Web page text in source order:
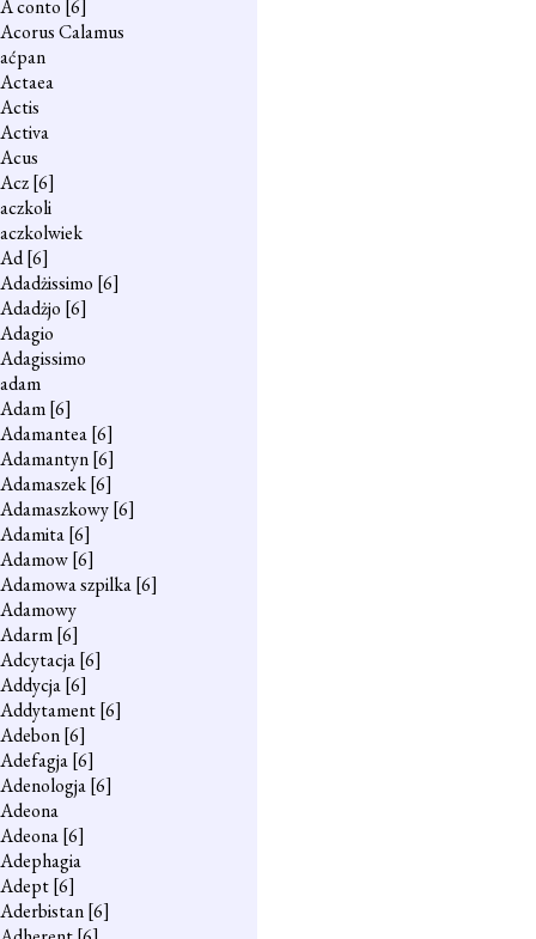
A conto [6]
Acorus Calamus
aćpan
Actaea
Actis
Activa
Acus
Acz[6]
aczkoli
aczkolwiek
Ad[6]
Adadżissimo [6]
Adadżjo [6]
Adagio
Adagissimo
adam
Adam[6]
Adamantea[6]
Adamantyn[6]
Adamaszek[6]
Adamaszkowy[6]
Adamita[6]
Adamow[6]
Adamowa szpilka[6]
Adamowy
Adarm[6]
Adcytacja[6]
Addycja[6]
Addytament[6]
Adebon[6]
Adefagja[6]
Adenologja[6]
Adeona
Adeona[6]
Adephagia
Adept[6]
Aderbistan[6]